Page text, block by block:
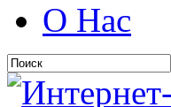
О Нас